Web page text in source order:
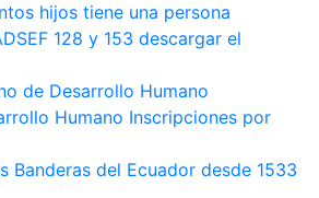
hijos tiene una persona
128 y 153 descargar el
de Desarrollo Humano
Humano Inscripciones por
Banderas del Ecuador desde 1533